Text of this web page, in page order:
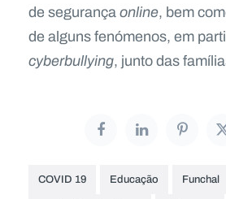
de segurançaonline, bem
de alguns fenómenos, em
cyberbullying, junto das
COVID 19 Educação
Funchal